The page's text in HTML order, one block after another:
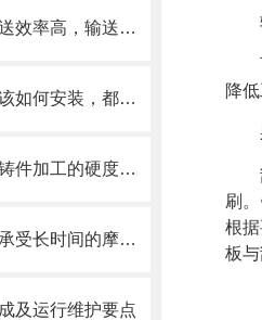
机床链板式排屑机输送效率高，输送速度选择范围大
耐高温方形软连接应该如何安装，都需要注意什么
直线导轨防护罩决定铸件加工的硬度值指标
直线导轨防护罩能够承受长时间的摩擦和冲击
及运行维护要点
降
刷
根
板